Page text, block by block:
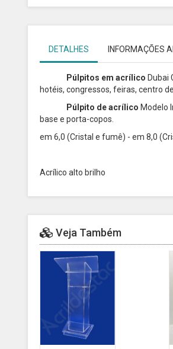
DETALHES INFORMAÇÕES
Púlpitos em acrílico Dubai
hotéis, congressos, feiras, centro
Púlpito de acrílico Modelo
base e porta-copos.
em 6,0 (Cristal e fumê) - em 8,0
Acrílico alto brilho
Veja Também